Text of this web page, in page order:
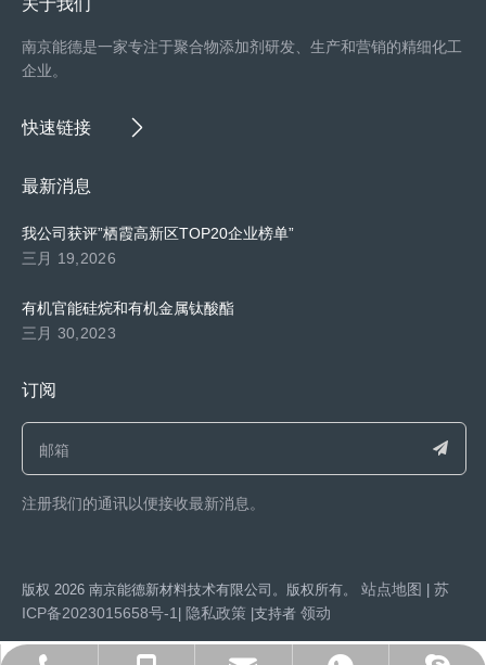
南京能德是一家专注于聚合物添加剂研发、生产和营销的精细化工
企业。
快速链接
最新消息
我公司获评”栖霞高新区TOP20企业榜单”
三月 19,2026
有机官能硅烷和有机金属钛酸酯
三月 30,2023
订阅
注册我们的通讯以便接收最新消息。​​​​​​​
​版权 2026 南京能德新材料技术有限公司。版权所有。 站点地图
苏
ICP备2023015658号-1
隐私政策 |支持者 领动